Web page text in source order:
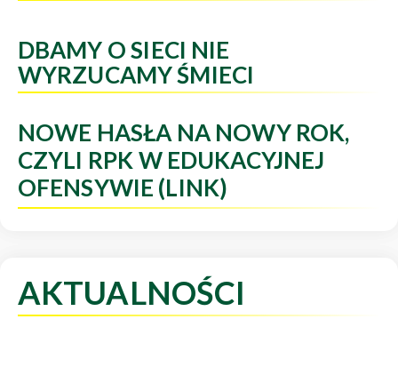
DBAMY O SIECI NIE
WYRZUCAMY ŚMIECI
NOWE HASŁA NA NOWY ROK,
CZYLI RPK W EDUKACYJNEJ
OFENSYWIE (LINK)
AKTUALNOŚCI